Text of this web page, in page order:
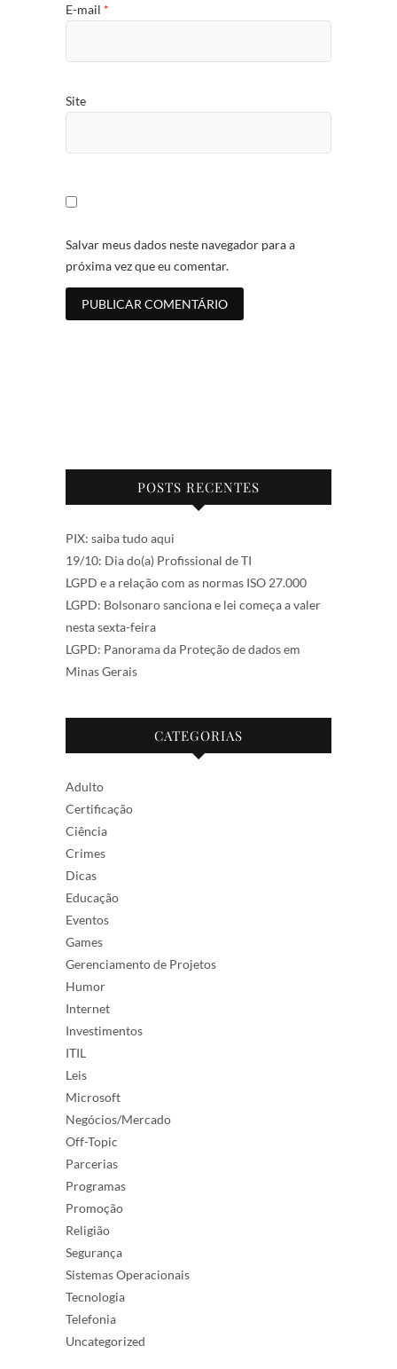
E-mail *
Site
Salvar meus dados neste navegador para a
próxima vez que eu comentar.
POSTS RECENTES
PIX: saiba tudo aqui
19/10: Dia do(a) Profissional de TI
LGPD e a relação com as normas ISO 27.000
LGPD: Bolsonaro sanciona e lei começa a valer
nesta sexta-feira
LGPD: Panorama da Proteção de dados em
Minas Gerais
CATEGORIAS
Adulto
Certificação
Ciência
Crimes
Dicas
Educação
Eventos
Games
Gerenciamento de Projetos
Humor
Internet
Investimentos
ITIL
Leis
Microsoft
Negócios/Mercado
Off-Topic
Parcerias
Programas
Promoção
Religião
Segurança
Sistemas Operacionais
Tecnologia
Telefonia
Uncategorized